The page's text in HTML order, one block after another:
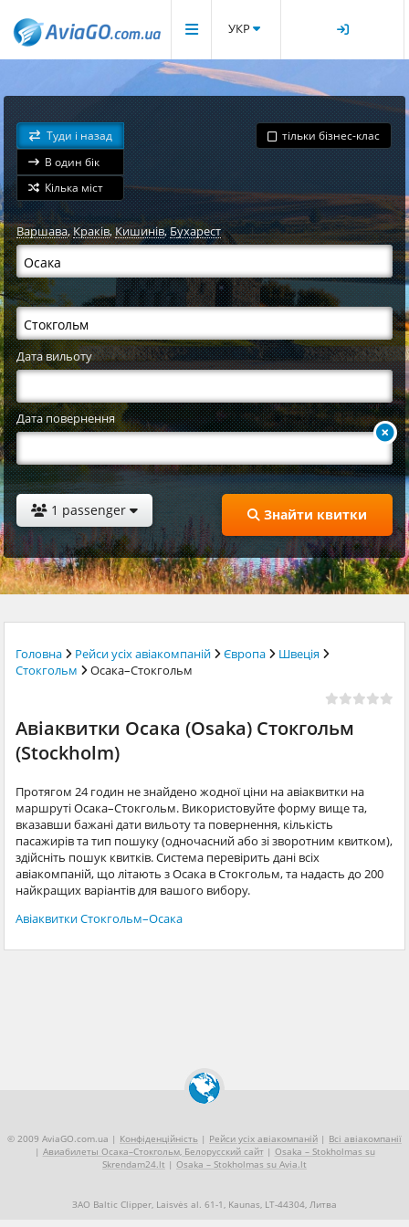
УКР
Туди і назад
В один бік
Кілька міст
тільки бізнес-клас
Варшава,Краків,Кишинів,Бухарест
Дата вильоту
Дата повернення
1 passenger Знайти квитки
Головна Рейси усіх авіакомпаній Європа
Швеція
Стокгольм
Осака–Стокгольм
Авіаквитки Осака (Osaka) Стокгольм
(Stockholm)
Протягом 24 годин не знайдено жодної ціни на авіаквитки на
маршруті Осака–Стокгольм. Використовуйте форму вище та,
вказавши бажані дати вильоту та повернення, кількість
пасажирів та тип пошуку (одночасний або зі зворотним квитком),
здійсніть пошук квитків. Система перевірить дані всіх
авіакомпаній, що літають з Осака в Стокгольм, та надасть до 200
найкращих варіантів для вашого вибору.
Авіаквитки Стокгольм–Осака
© 2009 AviaGO.com.ua | Конфіденційність | Рейси усіх авіакомпаній | Всі авіакомпанії
| Авиабилеты Осака–Стокгольм, Белорусский сайт| Osaka – Stokholmas su
Skrendam24.lt | Osaka – Stokholmas su Avia.lt
ЗАО Baltic Clipper, Laisvės al. 61-1, Kaunas, LT-44304, Литва